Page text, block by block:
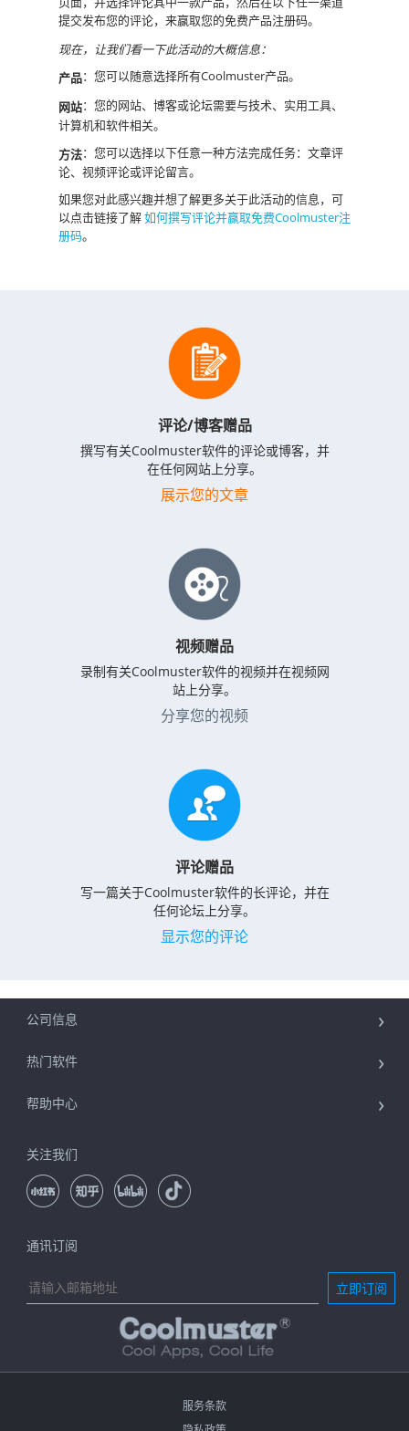
提交发布您的评论，来赢取您的免费产品注册码。
现在，让我们看一下此活动的大概信息：
产品：您可以随意选择所有Coolmuster产品。
网站：您的网站、博客或论坛需要与技术、实用工具、
计算机和软件相关。
方法：您可以选择以下任意一种方法完成任务：文章评
论、视频评论或评论留言。
如果您对此感兴趣并想了解更多关于此活动的信息，可
以点击链接了解如何撰写评论并赢取免费Coolmuster注
册码。
评论/博客赠品
撰写有关Coolmuster软件的评论或博客，并
在任何网站上分享。
展示您的文章
视频赠品
录制有关Coolmuster软件的视频并在视频网
站上分享。
分享您的视频
评论赠品
写一篇关于Coolmuster软件的长评论，并在
任何论坛上分享。
显示您的评论
公司信息
热门软件
帮助中心
关注我们
通讯订阅
立即订阅
服务条款